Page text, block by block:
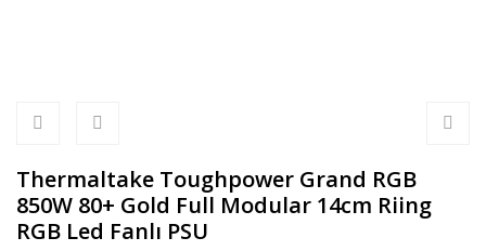
Thermaltake Toughpower Grand RGB
850W 80+ Gold Full Modular 14cm Riing
RGB Led Fanlı PSU